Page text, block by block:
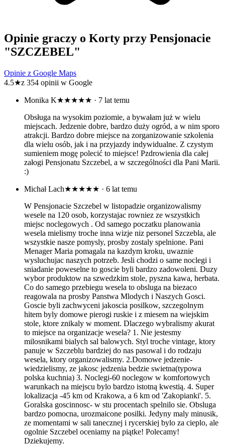
Opinie graczy o Korty przy Pensjonacie
"SZCZEBEL"
Opinie z Google Maps
4.5★z 354 opinii w Google
Monika K★★★★★ · 7 lat temu
Obsługa na wysokim poziomie, a bywałam już w wielu
miejscach. Jedzenie dobre, bardzo duży ogród, a w nim sporo
atrakcji. Bardzo dobre miejsce na zorganizowanie szkolenia
dla wielu osób, jak i na przyjazdy indywidualne. Z czystym
sumieniem mogę polecić to miejsce! Pzdrowienia dla całej
załogi Pensjonatu Szczebel, a w szczególności dla Pani Marii.
:)
Michał Lach★★★★★ · 6 lat temu
W Pensjonacie Szczebel w listopadzie organizowalismy
wesele na 120 osob, korzystajac rowniez ze wszystkich
miejsc noclegowych . Od samego poczatku planowania
wesela mielismy troche inna wizje niz personel Szczebla, ale
wszystkie nasze pomysly, prosby zostaly spelnione. Pani
Menager Maria pomagala na kazdym kroku, uwaznie
wysluchujac naszych potrzeb. Jesli chodzi o same noclegi i
sniadanie poweselne to goscie byli bardzo zadowoleni. Duzy
wybor produktow na szwedzkim stole, pyszna kawa, herbata.
Co do samego przebiegu wesela to obsluga na biezaco
reagowala na prosby Panstwa Mlodych i Naszych Gosci.
Goscie byli zachwyceni jakoscia posilkow, szczegolnym
hitem byly domowe pierogi ruskie i z miesem na wiejskim
stole, ktore znikaly w moment. Dlaczego wybralismy akurat
to miejsce na organizacje wesela? 1. Nie jestesmy
milosnikami bialych sal balowych. Styl troche vintage, ktory
panuje w Szczeblu bardziej do nas pasowal i do rodzaju
wesela, ktory organizowalismy. 2.Domowe jedzenie-
wiedzielismy, ze jakosc jedzenia bedzie swietna(typowa
polska kuchnia) 3. Noclegi-60 noclegow w komfortowych
warunkach na miejscu bylo bardzo istotną kwestią. 4. Super
lokalizacja -45 km od Krakowa, a 6 km od 'Zakopianki'. 5.
Goralska goscinnosc- w stu procentach spelnilo sie. Obsluga
bardzo pomocna, urozmaicone posilki. Jedyny maly minusik,
ze momentami w sali tanecznej i rycerskiej bylo za cieplo, ale
ogolnie Szczebel oceniamy na piątke! Polecamy!
Dziekujemy.